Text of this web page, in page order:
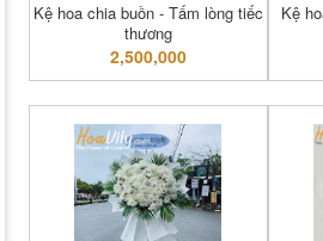
Kệ hoa chia buồn - Tấm lòng tiếc
thương
2,500,000
Kệ